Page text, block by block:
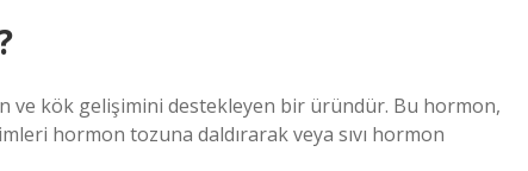
ve kök gelişimini destekleyen bir üründür. Bu hormon,
hormon tozuna daldırarak veya sıvı hormon